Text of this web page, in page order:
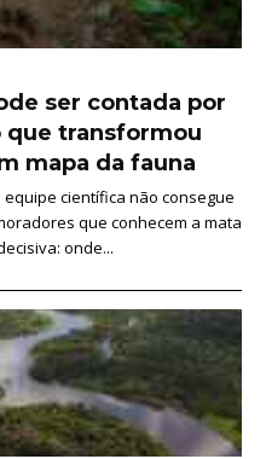
ser contada por
que transformou
mapa da fauna
científica não consegue
que conhecem a mata
onde...